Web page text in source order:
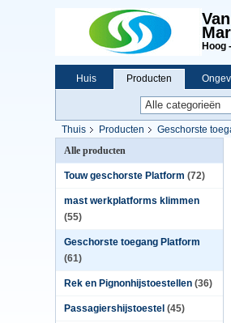
Hoog
Huis Producten
Thuis Producten Geschorste
Alle producten
Touw geschorste Platform (72)
mast werkplatforms klimmen
(55)
Geschorste toegang Platform
(61)
Rek en Pignonhijstoestellen (36)
Passagiershijstoestel (45)